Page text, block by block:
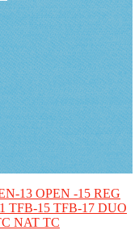
13 OPEN -15 REG
TFB-15 TFB-17 DUO
NAT TC